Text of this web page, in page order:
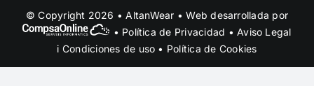
© Copyright 2026 • AltanWear • Web desarrollada por
• Política de Privacidad •Aviso Legal
i Condiciones de uso • Política de Cookies